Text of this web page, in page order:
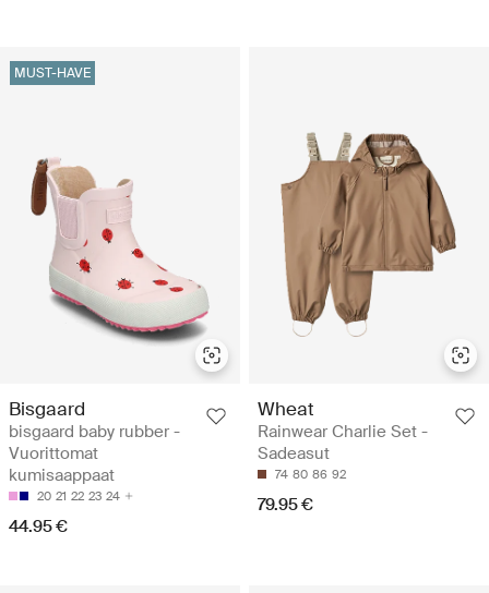
MUST-HAVE
Bisgaard
bisgaard baby rubber -
Vuorittomat
kumisaappaat
20 21 22 23 24
44.95 €
Wheat
Rainwear Charlie Set -
Sadeasut
74 80 86 92
79.95 €